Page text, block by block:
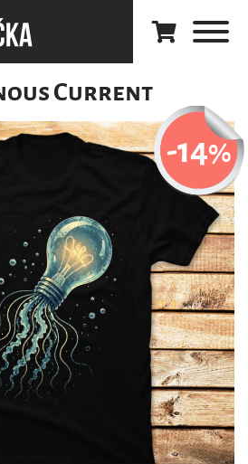
Current
-14%